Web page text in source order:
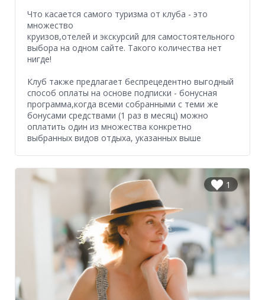
Что касается самого туризма от клуба - это
множество
круизов,отелей и экскурсий для самостоятельного
выбора на одном сайте. Такого количества нет
нигде!
Клуб также предлагает беспрецедентно выгодный
способ оплаты на основе подписки - бонусная
программа,когда всеми собранными с теми же
бонусами средствами (1 раз в месяц) можно
оплатить один из множества конкретно
выбранных видов отдыха, указанных выше
1